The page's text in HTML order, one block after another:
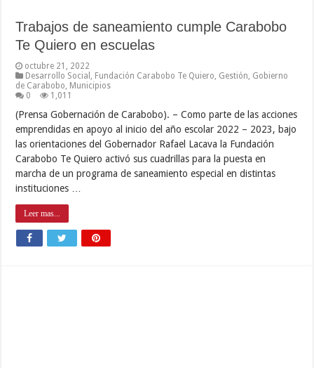
Trabajos de saneamiento cumple Carabobo
Te Quiero en escuelas
octubre 21, 2022
Desarrollo Social , Fundación Carabobo Te Quiero, Gestión, Gobierno
de Carabobo, Municipios
0
1,011
(Prensa Gobernación de Carabobo). – Como parte de las acciones
emprendidas en apoyo al inicio del año escolar 2022 – 2023, bajo
las orientaciones del Gobernador Rafael Lacava la Fundación
Carabobo Te Quiero activó sus cuadrillas para la puesta en
marcha de un programa de saneamiento especial en distintas
instituciones …
Leer mas...